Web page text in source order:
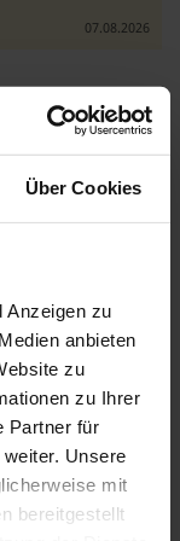
Über Cookies
Anzeigen zu
anbieten
zu
zu Ihrer
Partner für
Unsere
mit
bereitgestellt
07.08.2026
Etablierte Callcenter für Strom Bestandskunden Kampagne gesucht
Kunden
08.08.2026
wir motivierte
Produkts, eines